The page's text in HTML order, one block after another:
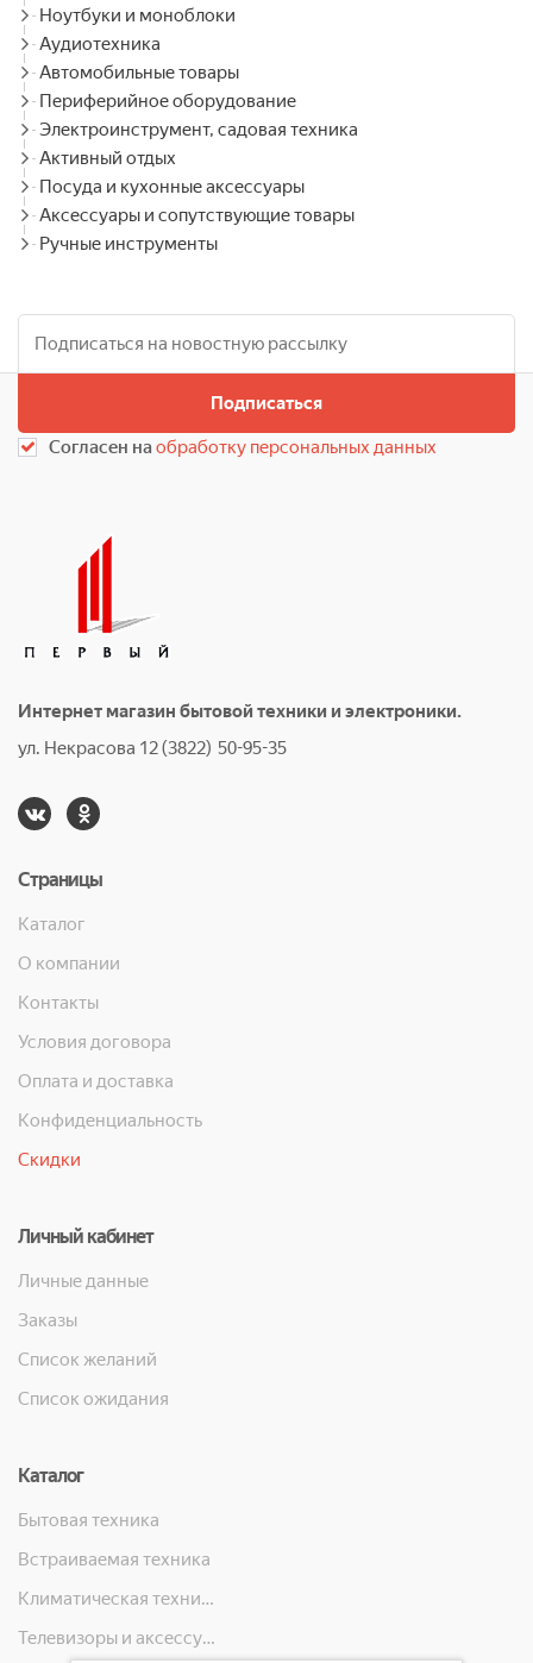
Ноутбуки и моноблоки
Аудиотехника
Автомобильные товары
Периферийное оборудование
Электроинструмент, садовая техника
Активный отдых
Посуда и кухонные аксессуары
Аксессуары и сопутствующие товары
Ручные инструменты
Подписаться
Согласен наобработку персональных данных
Интернет магазин бытовой техники и электроники.
ул. Некрасова 12 (3822) 50-95-35
Страницы
Каталог
О компании
Контакты
Условия договора
Оплата и доставка
Конфиденциальность
Скидки
Личный кабинет
Личные данные
Заказы
Список желаний
Список ожидания
Каталог
Бытовая техника
Встраиваемая техника
Климатическая техника
Телевизоры и аксессуары